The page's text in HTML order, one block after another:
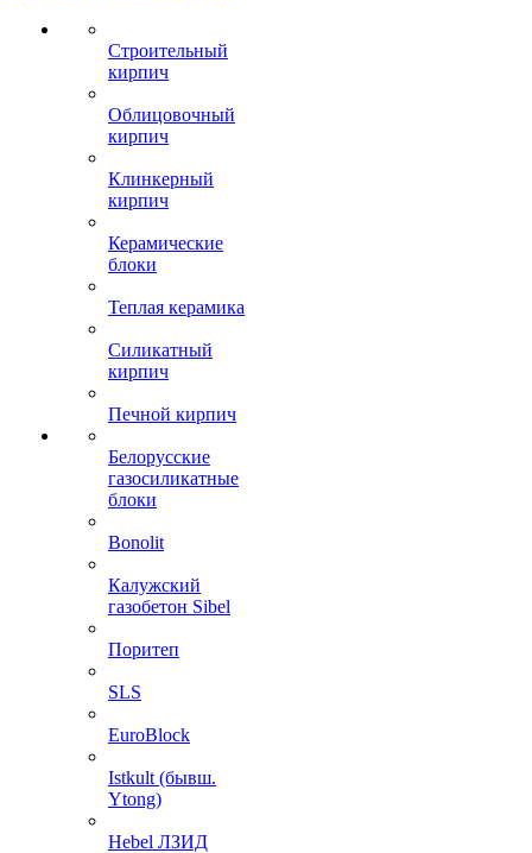
Строительный
кирпич
Облицовочный
кирпич
Клинкерный
кирпич
Керамические
блоки
Теплая керамика
Силикатный
кирпич
Печной кирпич
Белорусские
газосиликатные
блоки
Bonolit
Калужский
газобетон Sibel
Поритеп
SLS
EuroBlock
Istkult (бывш.
Ytong)
Hebel ЛЗИД